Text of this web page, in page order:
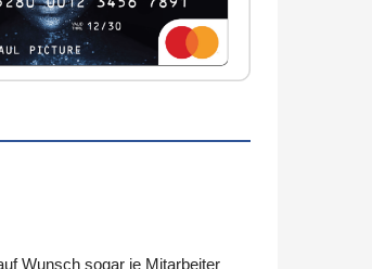
Wunsch sogar je Mitarbeiter